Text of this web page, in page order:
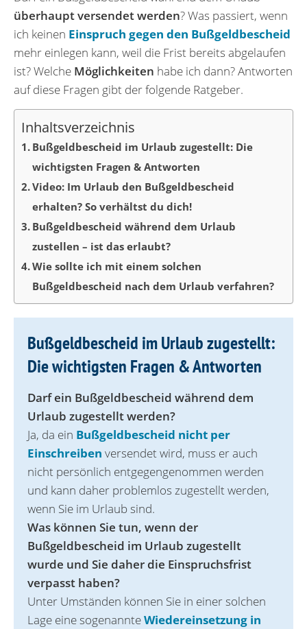
überhaupt versendet werden? Was passiert, wenn
ich keinen Einspruch gegen den Bußgeldbescheid
mehr einlegen kann, weil die Frist bereits abgelaufen
ist? Welche Möglichkeiten habe ich dann? Antworten
auf diese Fragen gibt der folgende Ratgeber.
Inhaltsverzeichnis
Bußgeldbescheid im Urlaub zugestellt: Die
wichtigsten Fragen & Antworten
Video: Im Urlaub den Bußgeldbescheid
erhalten? So verhältst du dich!
Bußgeldbescheid während dem Urlaub
zustellen – ist das erlaubt?
Wie sollte ich mit einem solchen
Bußgeldbescheid nach dem Urlaub verfahren?
Bußgeldbescheid im Urlaub zugestellt:
Die wichtigsten Fragen & Antworten
Darf ein Bußgeldbescheid während dem
Urlaub zugestellt werden?
Ja, da ein Bußgeldbescheid nicht per
Einschreiben versendet wird, muss er auch
nicht persönlich entgegengenommen werden
und kann daher problemlos zugestellt werden,
wenn Sie im Urlaub sind.
Was können Sie tun, wenn der
Bußgeldbescheid im Urlaub zugestellt
wurde und Sie daher die Einspruchsfrist
verpasst haben?
Unter Umständen können Sie in einer solchen
Lage eine sogenannteWiedereinsetzung in